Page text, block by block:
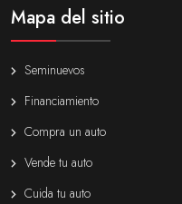
Mapa del sitio
Seminuevos
Financiamiento
Compra un auto
Vende tu auto
Cuida tu auto